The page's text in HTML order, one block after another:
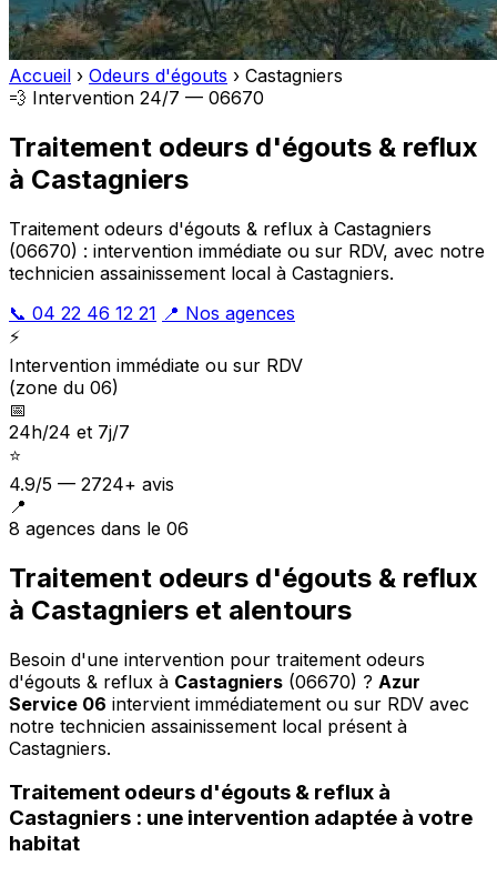
Accueil › Odeurs d'égouts › Castagniers
💨 Intervention 24/7 — 06670
Traitement odeurs d'égouts & reflux
à Castagniers
Traitement odeurs d'égouts & reflux à Castagniers
(06670) : intervention immédiate ou sur RDV, avec notre
technicien assainissement local à Castagniers.
📞 04 22 46 12 21 📍 Nos agences
⚡
Intervention immédiate ou sur RDV
(zone du 06)
📅
24h/24 et 7j/7
⭐
4.9/5 — 2724+ avis
📍
8 agences dans le 06
Traitement odeurs d'égouts & reflux
à Castagniers et alentours
Besoin d'une intervention pour traitement odeurs
d'égouts & reflux à Castagniers (06670) ? Azur
Service 06 intervient immédiatement ou sur RDV avec
notre technicien assainissement local présent à
Castagniers.
Traitement odeurs d'égouts & reflux à
Castagniers : une intervention adaptée à votre
habitat